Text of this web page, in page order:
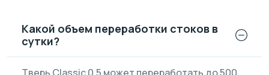
Какой объем переработки стоков в
сутки?